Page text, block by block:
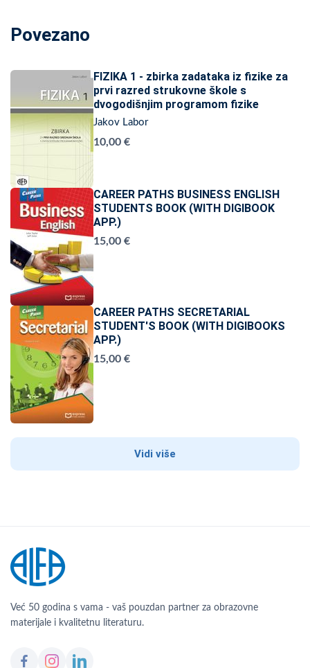
Povezano
FIZIKA 1 - zbirka zadataka iz fizike za
prvi razred strukovne škole s
dvogodišnjim programom fizike
Jakov Labor
10,00 €
CAREER PATHS BUSINESS ENGLISH
STUDENTS BOOK (WITH DIGIBOOK
APP.)
15,00 €
CAREER PATHS SECRETARIAL
STUDENT'S BOOK (WITH DIGIBOOKS
APP.)
15,00 €
Vidi više
Već 50 godina s vama - vaš pouzdan partner za obrazovne
materijale i kvalitetnu literaturu.